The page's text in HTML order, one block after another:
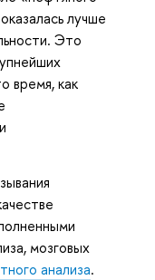
лучше
Это
время, как
мозговых
анализа.